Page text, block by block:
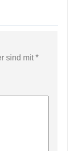
sind mit*